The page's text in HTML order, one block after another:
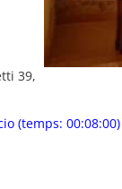
39,
(temps: 00:08:00)